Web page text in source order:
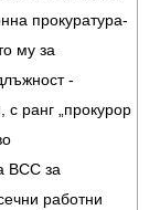
прокуратура-
му за
-
с ранг „прокурор
ВСС за
работни